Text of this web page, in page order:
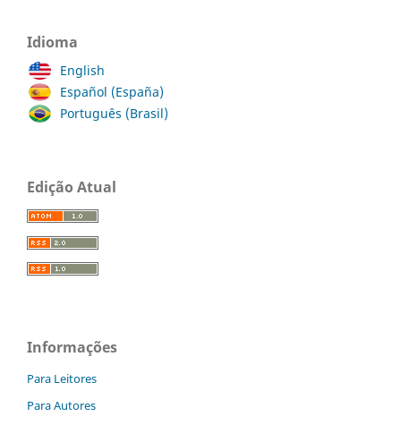
Idioma
English
Español (España)
Português (Brasil)
Edição Atual
Informações
Para Leitores
Para Autores